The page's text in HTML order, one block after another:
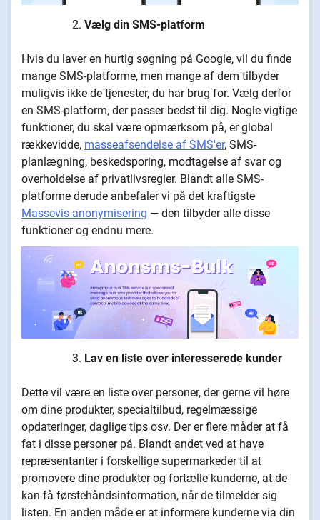
Vælg din SMS-platform
Hvis du laver en hurtig søgning på Google, vil du finde
mange SMS-platforme, men mange af dem tilbyder
muligvis ikke de tjenester, du har brug for. Vælg derfor
en SMS-platform, der passer bedst til dig. Nogle vigtige
funktioner, du skal være opmærksom på, er global
rækkevidde, masseafsendelse af SMS'er, SMS-
planlægning, beskedsporing, modtagelse af svar og
overholdelse af privatlivsregler. Blandt alle SMS-
platforme derude anbefaler vi på det kraftigste
Massevis anonymisering — den tilbyder alle disse
funktioner og endnu mere.
Lav en liste over interesserede kunder
Dette vil være en liste over personer, der gerne vil høre
om dine produkter, specialtilbud, regelmæssige
opdateringer, daglige tips osv. Der er flere måder at få
fat i disse personer på. Blandt andet ved at have
repræsentanter i forskellige supermarkeder til at
promovere dine produkter og fortælle kunderne, at de
kan få førstehåndsinformation, når de tilmelder sig
listen. En anden måde er at informere kunderne via din